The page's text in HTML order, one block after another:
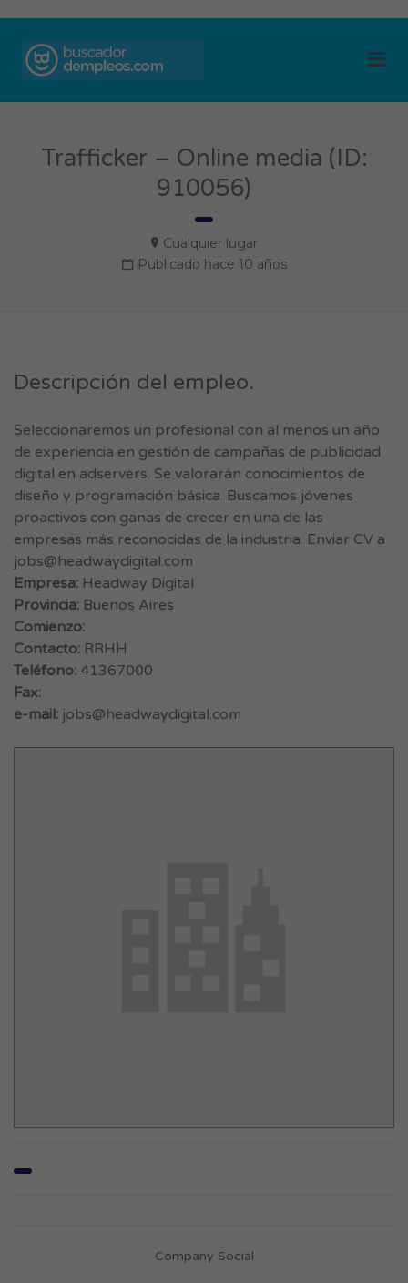
Trafficker – Online media (ID:
910056)
Cualquier lugar
Publicado hace 10 años
Descripción del empleo.
Seleccionaremos un profesional con al menos un año
de experiencia en gestión de campañas de publicidad
digital en adservers. Se valorarán conocimientos de
diseño y programación básica. Buscamos jóvenes
proactivos con ganas de crecer en una de las
empresas más reconocidas de la industria. Enviar CV a
jobs@headwaydigital.com
Empresa: Headway Digital
Provincia: Buenos Aires
Comienzo:
Contacto: RRHH
Teléfono: 41367000
Fax:
e-mail: jobs@headwaydigital.com
Company Social